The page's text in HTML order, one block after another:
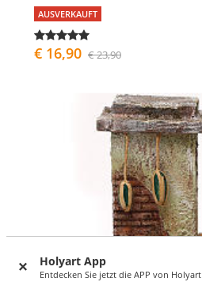
Holyart App
Entdecken Sie jetzt die APP von Holyart
AUSVERKAUFT
€ 16,90 € 23,90